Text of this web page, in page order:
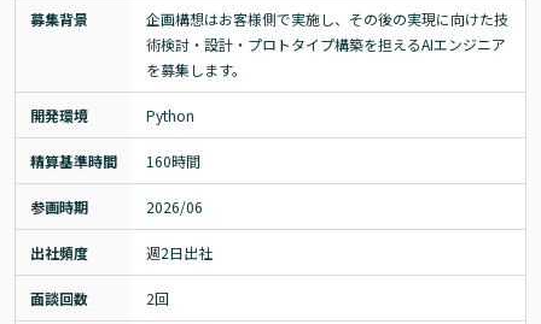
募集背景
企画構想はお客様側で実施し、その後の実現に向けた技
術検討・設計・プロトタイプ構築を担えるAIエンジニア
を募集します。
開発環境 Python
精算基準時間 160時間
参画時期 2026/06
出社頻度 週2日出社
面談回数 2回